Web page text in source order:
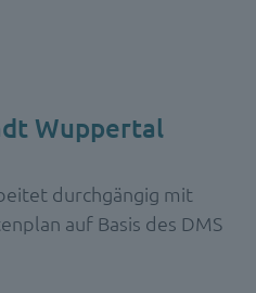
Wuppertal
durchgängig mit
auf Basis des DMS